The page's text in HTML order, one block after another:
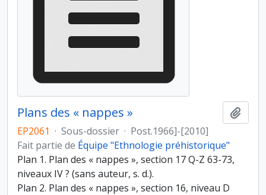
Plans des « nappes »
EP2061 · Sous-dossier · Post.1966]-[2010]
Fait partie de Équipe "Ethnologie préhistorique"
Plan 1. Plan des « nappes », section 17 Q-Z 63-73,
niveaux IV ? (sans auteur, s. d.).
Plan 2. Plan des « nappes », section 16, niveau D